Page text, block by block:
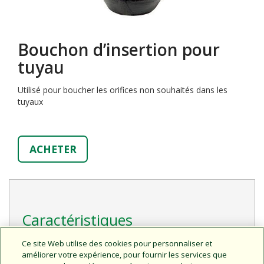
Bouchon d’insertion pour
tuyau
Utilisé pour boucher les orifices non souhaités dans les
tuyaux
ACHETER
Caractéristiques
Le nouveau design fonctionne avec l'outil Xeriman™
(XM-TOOL) pour une installation rapide et facile.
Ce site Web utilise des cookies pour personnaliser et
améliorer votre expérience, pour fournir les services que